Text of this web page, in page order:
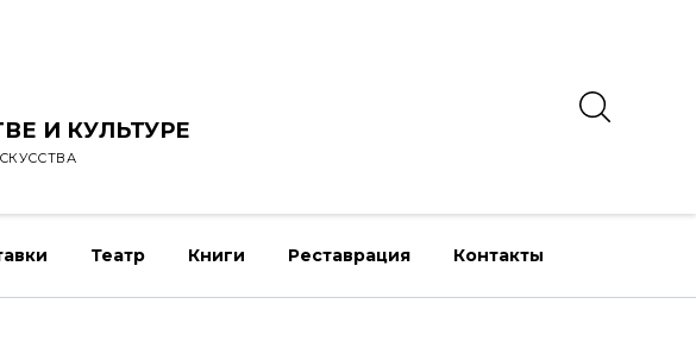
И КУЛЬТУРЕ
Театр Книги Реставрация Контакты